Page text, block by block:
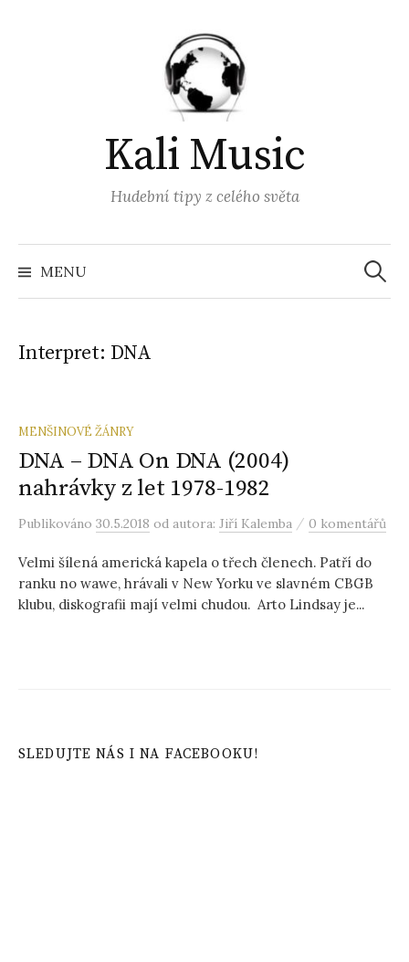
Kali Music
Hudební tipy z celého světa
MENU
Interpret: DNA
MENŠINOVÉ ŽÁNRY
DNA – DNA On DNA (2004)
nahrávky z let 1978-1982
Publikováno 30.5.2018 od autora: Jiří Kalemba / 0 komentářů
Velmi šílená americká kapela o třech členech. Patří do
ranku no wawe, hrávali v New Yorku ve slavném CBGB
klubu, diskografii mají velmi chudou. Arto Lindsay je...
SLEDUJTE NÁS I NA FACEBOOKU!